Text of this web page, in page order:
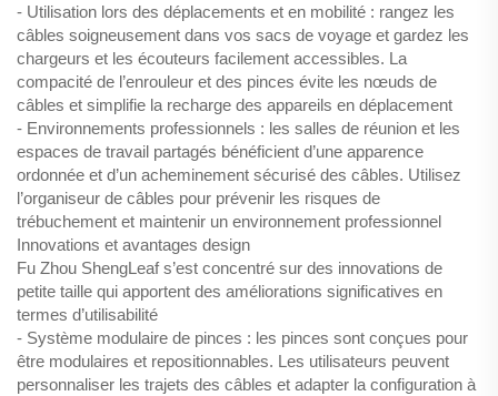
- Utilisation lors des déplacements et en mobilité : rangez les
câbles soigneusement dans vos sacs de voyage et gardez les
chargeurs et les écouteurs facilement accessibles. La
compacité de l’enrouleur et des pinces évite les nœuds de
câbles et simplifie la recharge des appareils en déplacement
- Environnements professionnels : les salles de réunion et les
espaces de travail partagés bénéficient d’une apparence
ordonnée et d’un acheminement sécurisé des câbles. Utilisez
l’organiseur de câbles pour prévenir les risques de
trébuchement et maintenir un environnement professionnel
Innovations et avantages design
Fu Zhou ShengLeaf s’est concentré sur des innovations de
petite taille qui apportent des améliorations significatives en
termes d’utilisabilité
- Système modulaire de pinces : les pinces sont conçues pour
être modulaires et repositionnables. Les utilisateurs peuvent
personnaliser les trajets des câbles et adapter la configuration à